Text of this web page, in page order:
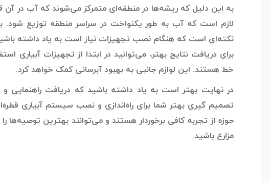
به این دلیل که ریشه‌ها در منطقه‌ای متمرکز می‌شوند که آب در
لازم است که آب به طور یکنواخت در سراسر منطقه توزیع شود.
نکته‌ای است که هنگام نصب تجهیزات نیاز است به یاد داشته
برای دریافت نتایج بهتر، می‌توانید در ابتدا از تجهیزات آبیاری
خط هستند. این لوازم جانبی به بهبود آبرسانی کمک خواهد کرد.
در نهایت بهتر است به یاد داشته باشید که دریافت راهنمایی
تصمیم گیری بهتر شما برای راه‌اندازی و نصب سیستم‌ آبیاری
حوزه از تجربه کافی برخوردار هستند و می‌توانند بهترین توصیه‌ها
مزارع باشید.